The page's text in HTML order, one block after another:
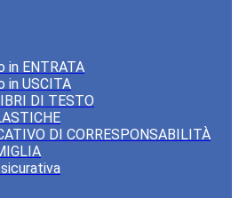
in ENTRATA
in USCITA
DI TESTO
DI CORRESPONSABILITÀ